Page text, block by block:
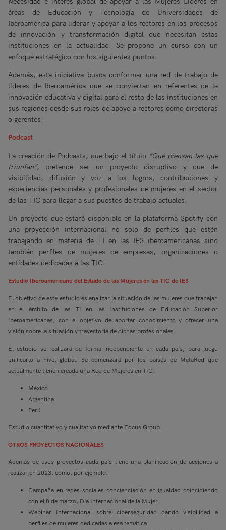
áreas de Educación y Tecnología de Universidades de
Iberoamérica para liderar y apoyar a los rectores en los procesos
de innovación y transformación digital que necesitan estas
instituciones en la actualidad. Se propone un curso con un
enfoque estratégico con los siguientes puntos:
Además, esta iniciativa busca conformar una red de trabajo de
líderes de Iberoamérica que se conviertan en referentes de la
innovación educativa y digital para el resto de las instituciones en
sus regiones desde sus roles de apoyo a rectores como directoras
o gerentes.
Podcast
La creación de Podcasts, que bajo el título “Qué piensan las que
triunfan”, pretende ser un proyecto disruptivo y que de
visibilidad, difusión y voz a los logros, contribuciones y
experiencias personales y profesionales de mujeres en el sector
de las TIC para llegar a sus puestos de trabajo actuales.
Un proyecto que estará disponible en la plataforma Spotify con
una proyección internacional no solo de perfiles que estén
trabajando en materia de TI en las IES iberoamericanas sino
también perfiles de mujeres de empresas, organizaciones o
entidades dedicadas a las TIC.
Estudio Iberoamericano del Estado de las Mujeres en las TIC de IES
El objetivo de este estudio es analizar la situación de las mujeres que trabajan
en el ámbito de las TI en las Instituciones de Educación Superior
Iberoamericanas, con el objetivo de aportar conocimiento y ofrecer una
visión sobre la situación y trayectoria de dichas profesionales.
El estudio se realizará de forma independiente en cada país, para luego
unificarlo a nivel global. Se comenzará por los países de MetaRed que
actualmente tienen creada una Red de Mujeres en TIC:
México
Argentina
Perú
Estudio cuantitativo y cualitativo mediante Focus Group.
OTROS PROYECTOS NACIONALES
Además de esos proyectos cada país tiene una planificación de acciones a
realizar en 2023, como, por ejemplo:
Campaña en redes sociales concienciación en igualdad coincidiendo
con el 8 de marzo, Día Internacional de la Mujer.
Webinar Internacional sobre ciberseguridad dando visibilidad a
perfiles de mujeres dedicadas a esa temática.